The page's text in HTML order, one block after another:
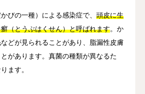
びの一種）による感染症で、 頭皮に生
（とうぶはくせん）と呼ばれます。か
どが見られることがあり、脂漏性皮膚
があります。真菌の種類が異なるた
ます。